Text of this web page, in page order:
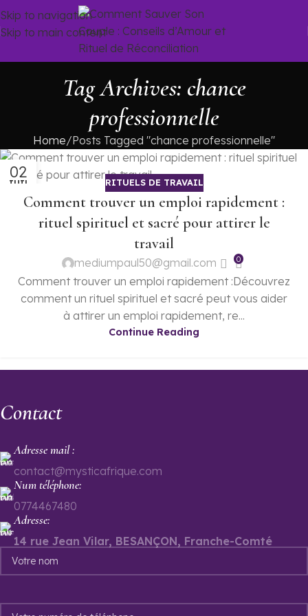
Skip to navigation
Skip to main content
Tag Archives: chance
professionnelle
Home Posts Tagged "chance professionnelle"
02
JUIL RITUELS DE TRAVAIL
Comment trouver un emploi rapidement :
rituel spirituel et sacré pour attirer le
travail
mediumpaul50@gmail.com 0
Comment trouver un emploi rapidement :Découvrez
comment un rituel spirituel et sacré peut vous aider
à attirer un emploi rapidement, re...
Continue Reading
Contact
Adresse mail :
contact@mysticafrique.com
Num téléphone:
0774467480
Adresse:
14 rue Jean Vilar, BESANÇON, Franche-Comté